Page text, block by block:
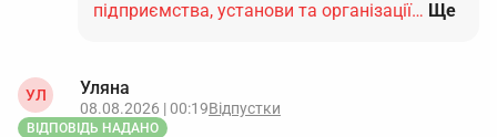
окремим прикріпленим листом вкажіть, що
для спрощеного підтвердження до
10.08.2026.
підприємства, установи та організації… Ще
УЛ Уляна
08.08.2026 | 00:19Відпустки
ВІДПОВІДЬ НАДАНО